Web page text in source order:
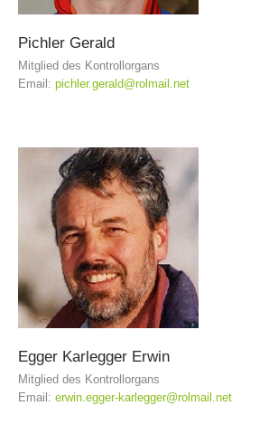
Pichler Gerald
Mitglied des Kontrollorgans
Email: pichler.gerald@rolmail.net
Egger Karlegger Erwin
Mitglied des Kontrollorgans
Email: erwin.egger-karlegger@rolmail.net